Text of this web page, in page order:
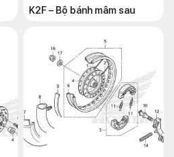
K2F – Bộ bánh mâm sau